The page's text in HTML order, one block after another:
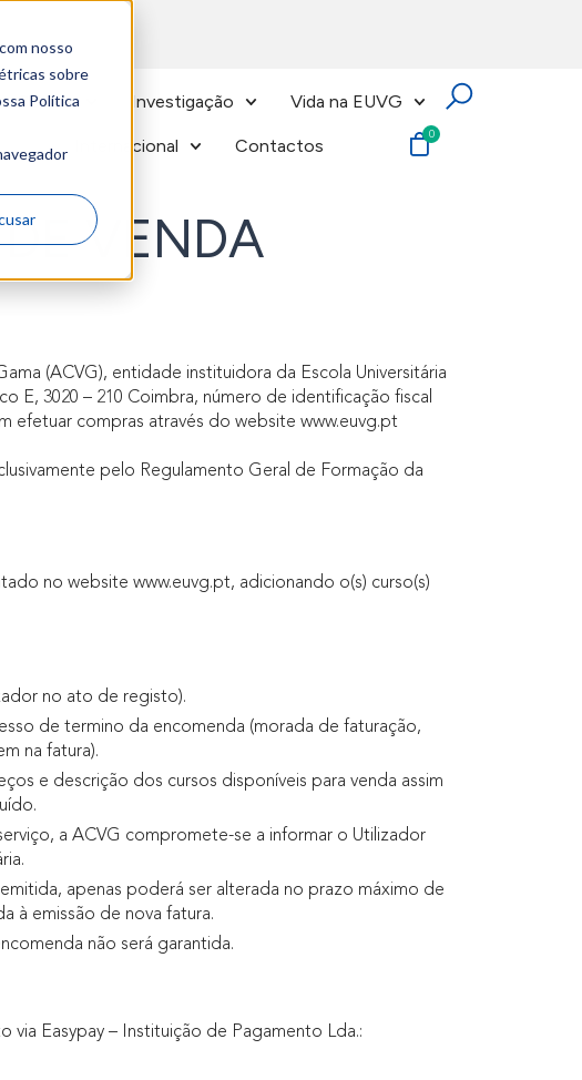
nosso
sobre
Política
Cursos Investigação Vida na EUVG
Internacional Contactos
VENDA
(ACVG), entidade instituidora da Escola Universitária
E, 3020 – 210 Coimbra, número de identificação fiscal
efetuar compras através do website www.euvg.pt
pelo Regulamento Geral de Formação da
no website www.euvg.pt, adicionando o(s) curso(s)
no ato de registo).
de termino da encomenda (morada de faturação,
na fatura).
e descrição dos cursos disponíveis para venda assim
a ACVG compromete-se a informar o Utilizador
apenas poderá ser alterada no prazo máximo de
à emissão de nova fatura.
não será garantida.
Easypay – Instituição de Pagamento Lda.: